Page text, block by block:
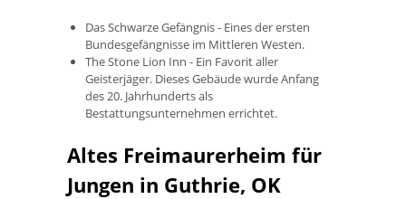
Das Schwarze Gefängnis - Eines der ersten
Bundesgefängnisse im Mittleren Westen.
The Stone Lion Inn - Ein Favorit aller
Geisterjäger. Dieses Gebäude wurde Anfang
des 20. Jahrhunderts als
Bestattungsunternehmen errichtet.
Altes Freimaurerheim für
Jungen in Guthrie, OK